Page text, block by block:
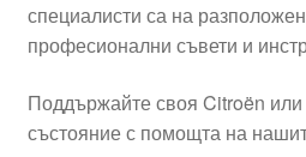
специалисти са на
професионални съвети и
Поддържайте своя Citroën
състояние с помощта на